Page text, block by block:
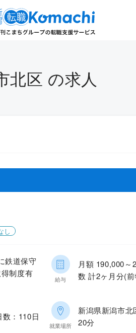
北区 の求人
し
鉄道保守
制度有
給与
月額 190,000
数 計2ヶ月分(
：110日
就業場所
新潟県新潟市
20分